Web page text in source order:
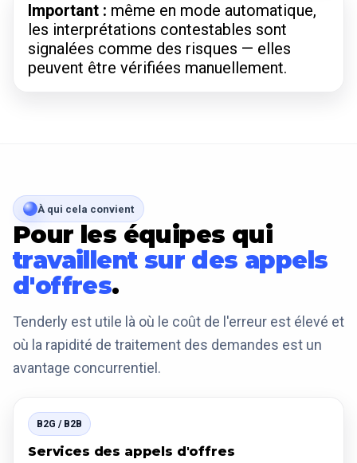
Important : même en mode automatique,
les interprétations contestables sont
signalées comme des risques — elles
peuvent être vérifiées manuellement.
À qui cela convient
Pour les équipes qui
travaillent sur des appels
d'offres.
Tenderly est utile là où le coût de l'erreur est élevé et
où la rapidité de traitement des demandes est un
avantage concurrentiel.
B2G / B2B
Services des appels d'offres